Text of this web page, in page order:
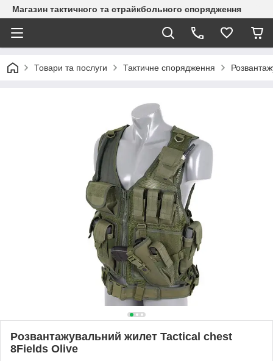
Магазин тактичного та страйкбольного спорядження
Товари та послуги Тактичне спорядження
Розвантажувальний жилет Tactical chest
8Fields Olive